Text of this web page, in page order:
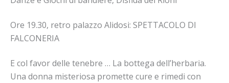
Ore 19.30, retro palazzo Alidosi: SPETTACOLO DI
FALCONERIA
E col favor delle tenebre … La bottega dell’herbaria.
Una donna misteriosa promette cure e rimedi con